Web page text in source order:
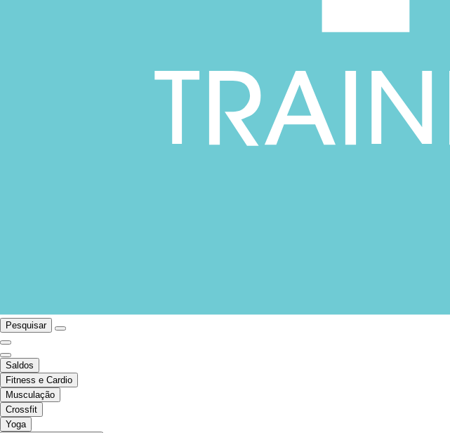
Pesquisar
Saldos
Fitness e Cardio
Musculação
Crossfit
Yoga